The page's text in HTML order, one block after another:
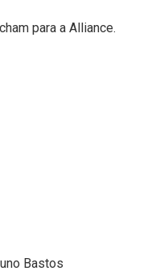
para a Alliance.
Bastos